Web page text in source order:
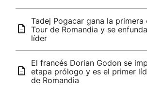
Tadej Pogacar gana la primera
Tour de Romandia y se
líder
El francés Dorian Godon se
etapa prólogo y es el primer
de Romandia